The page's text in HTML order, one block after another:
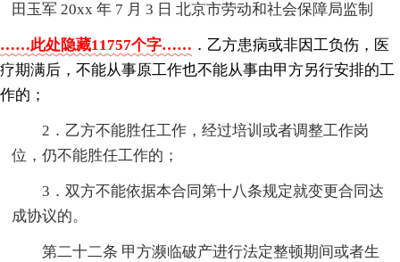
田玉军 20xx 年 7 月 3 日 北京市劳动和社会保障局监制
……此处隐藏11757个字…… ．乙方患病或非因工负伤，医
疗期满后，不能从事原工作也不能从事由甲方另行安排的工
作的；
2．乙方不能胜任工作，经过培训或者调整工作岗
位，仍不能胜任工作的；
3．双方不能依据本合同第十八条规定就变更合同达
成协议的。
第二十二条 甲方濒临破产进行法定整顿期间或者生